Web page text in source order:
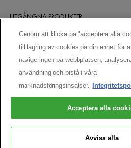
UTGÅNGNA PRODUKTER
HÅLL KONTAKTEN
Genom att klicka på "acceptera alla
till lagring av cookies på din enhet för
navigeringen på webbplatsen,
användning och bistå i våra
marknadsföringsinsatser.
Avvisa alla
Acceptera alla